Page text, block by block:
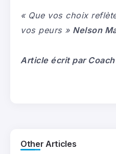
« Que vos choix
vos peurs » Nelson
Article écrit par
Other Articles